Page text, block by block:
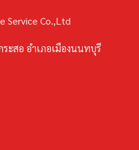
Service Co.,Ltd
ะสอ อำเภอเมืองนนทบุรี